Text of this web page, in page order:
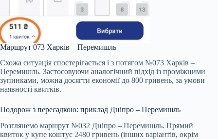
Маршрут 073 Харків – Перемишль
Схожа ситуація спостерігається і з потягом №073 Харків –
Перемишль. Застосовуючи аналогічний підхід із проміжними
зупинками, можна досягти економії до 800 гривень, за умови
наявності квитків.
Подорож з пересадкою: приклад Дніпро – Перемишль
Розглянемо маршрут №032 Дніпро – Перемишль. Прямий
квиток у купе коштує 2480 гривень (інших варіантів, окрім